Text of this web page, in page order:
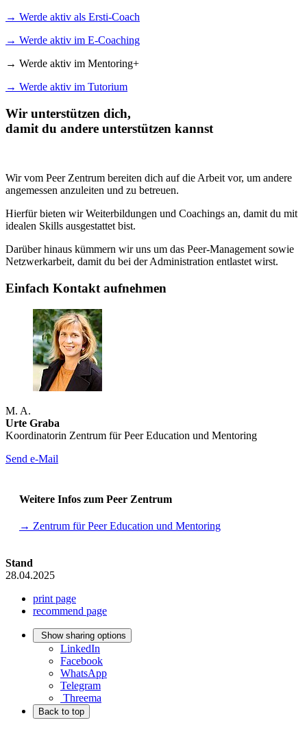
→ Werde aktiv als Ersti-Coach
→ Werde aktiv im E-Coaching
→ Werde aktiv im Mentoring+
→ Werde aktiv im Tutorium
Wir unterstützen dich,
damit du andere unterstützen kannst
Wir vom Peer Zentrum bereiten dich auf die Arbeit vor, um andere
angemessen anzuleiten und zu betreuen.
Hierfür bieten wir Weiterbildungen und Coachings an, damit du mit
idealen Skills ausgestattet bist.
Darüber hinaus kümmern wir uns um das Peer-Management sowie
Netzwerkarbeit, damit du bei der Administration entlastet wirst.
Einfach Kontakt aufnehmen
M. A.
Urte Graba
Koordinatorin Zentrum für Peer Education und Mentoring
Send e-Mail
Weitere Infos zum Peer Zentrum
→ Zentrum für Peer Education und Mentoring
Stand
28.04.2025
print page
recommend page
Show sharing options
LinkedIn
Facebook
WhatsApp
Telegram
Threema
Back to top